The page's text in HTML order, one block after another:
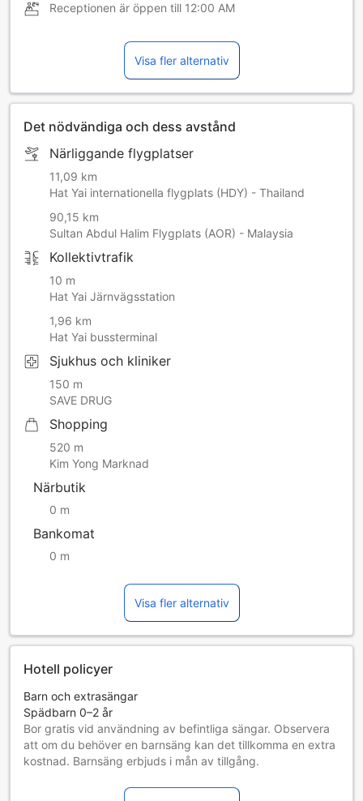
Receptionen är öppen till 12:00 AM
Visa fler alternativ
Det nödvändiga och dess avstånd
Närliggande flygplatser
11,09 km
Hat Yai internationella flygplats (HDY) - Thailand
90,15 km
Sultan Abdul Halim Flygplats (AOR) - Malaysia
Kollektivtrafik
10 m
Hat Yai Järnvägsstation
1,96 km
Hat Yai bussterminal
Sjukhus och kliniker
150 m
SAVE DRUG
Shopping
520 m
Kim Yong Marknad
Närbutik
0 m
Bankomat
0 m
Visa fler alternativ
Hotell policyer
Barn och extrasängar
Spädbarn 0–2 år
Bor gratis vid användning av befintliga sängar. Observera
att om du behöver en barnsäng kan det tillkomma en extra
kostnad. Barnsäng erbjuds i mån av tillgång.
Bor gratis om befintliga sängar används.